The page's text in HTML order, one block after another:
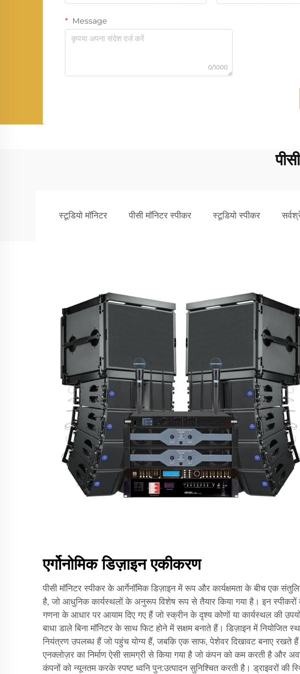
Message
0/1000
स्टूडियो मॉनिटर पीसी मॉनिटर स्पीकर स्टूडियो स्पीकर
एर्गोनोमिक डिज़ाइन एकीकरण
पीसी मॉनिटर स्पीकर के आर्गेनॉमिक डिज़ाइन में रूप और कार्यक्षमता के बीच एक
है, जो आधुनिक कार्यस्थलों के अनुरूप विशेष रूप से तैयार किया गया है। इन
गणना के आधार पर आयाम दिए गए हैं जो स्क्रीन के दृश्य कोणों या कार्यस्थल की
बाधा डाले बिना मॉनिटर के साथ फिट होने में सक्षम बनाते हैं। डिज़ाइन में नियोजित
नियंत्रण उपलब्ध हैं जो पहुंच योग्य हैं, जबकि एक साफ, पेशेवर दिखावट बनाए रखते
एनक्लोज़र का निर्माण ऐसी सामग्री से किया गया है जो कंपन को कम करती है और
कंपनों को न्यूनतम करके स्पष्ट ध्वनि पुन:उत्पादन सुनिश्चित करती है। ड्राइवरों की